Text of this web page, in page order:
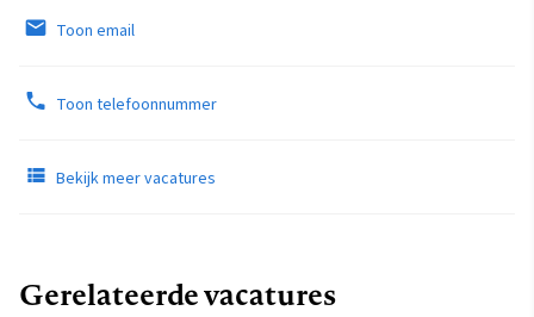
Toon email
Toon telefoonnummer
Bekijk meer vacatures
Gerelateerde vacatures